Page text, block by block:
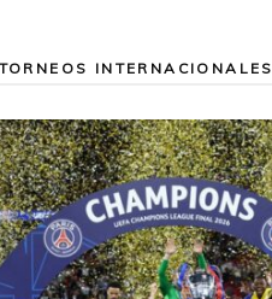
TORNEOS INTERNACIONALES